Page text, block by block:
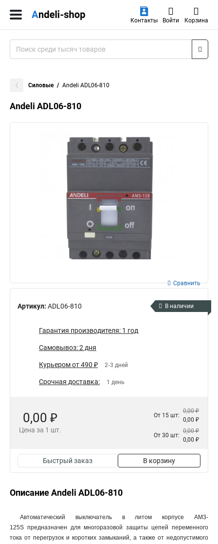
Контакты Войти Корзина
Силовые Andeli ADL06-810
Andeli ADL06-810
Артикул: ADL06-810
Сравнить
В наличии
Гарантия производителя: 1 год
Самовывоз: 2 дня
Курьером от 490 ₽ 2-3 дней
Срочная доставка: 1 день
0,00 ₽
Цена за 1 шт.
От 15 шт:
0,00 ₽
0,00 ₽
От 30 шт:
0,00 ₽
0,00 ₽
Быстрый заказ В корзину
Описание Andeli ADL06-810
Автоматический выключатель в литом корпусе AM3-
125S предназначен для многоразовой защиты цепей переменного
тока от перегрузок и коротких замыканий, а также от недопустимого